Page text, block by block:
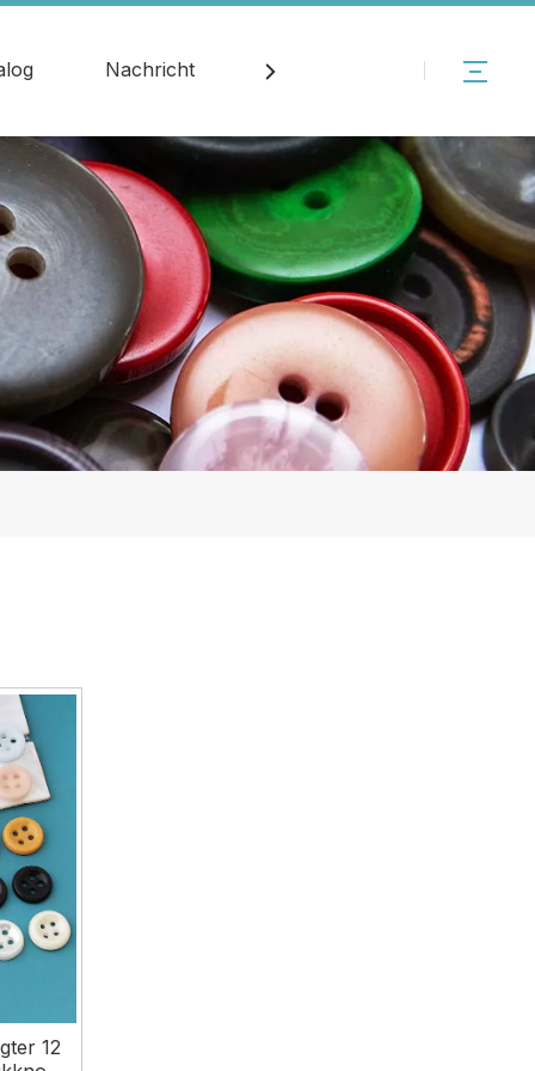
Nachricht Kontakt
12